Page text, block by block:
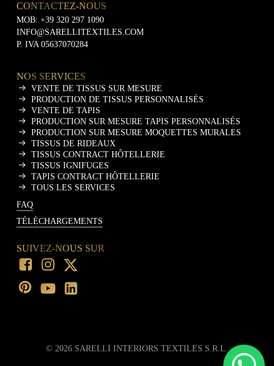
CONTACTEZ-NOUS
MOB: +39 320 297 1090
INFO@SARELLITEXTILES.COM
P. IVA 05637070284
NOS SERVICES
VENTE DE TISSUS SUR MESURE
PRODUCTION DE TISSUS PERSONNALISÉS
VENTE DE TAPIS
PRODUCTION SUR MESURE TAPIS PERSONNALISÉS
PRODUCTION SUR MESURE MOQUETTES MURALES
TISSUS DE RIDEAUX
TISSUS CONTRACT HÔTELLERIE
TISSUS IGNIFUGES
TAPIS CONTRACT HÔTELLERIE
TOUS LES SERVICES
FAQ
TÉLÉCHARGEMENTS
SUIVEZ-NOUS SUR
© 2026SARELLI INTERIORS TEXTILES S.R.L.